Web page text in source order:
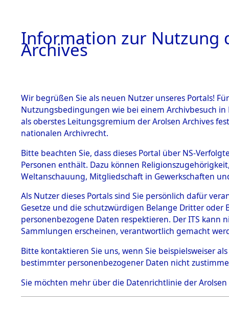
BESTÄNDE
1.
Inhaftierungsdoku
mente
1.2.9 Beim ITS
Effekten
1.2.9.1
Effekten aus
dem KZ
Dachau
1.2.9.2
Effekten aus
dem KZ
Bayerisches
0002
Information zur Nutzung
Archives
Wir begrüßen Sie als neuen Nutzer unseres Portals!
Nutzungsbedingungen wie bei einem Archivbesuch
als oberstes Leitungsgremium der Arolsen Archives
nationalen Archivrecht.
Bitte beachten Sie, dass dieses Portal über NS-
Personen enthält. Dazu können
Weltanschauung, Mitgliedschaft in Gewerkschaften
Als Nutzer dieses Portals sind Sie persönlich dafür
Gesetze und die schutzwürdigen Belange Dritter
personenbezogene Daten respektieren. Der ITS
Sammlungen erscheinen, verantwortlich gemacht
Bitte kontaktieren Sie uns, wenn Sie beispielsweiser
bestimmter personenbezogener Daten nicht
Sie möchten mehr über die Datenrichtlinie der Arolsen